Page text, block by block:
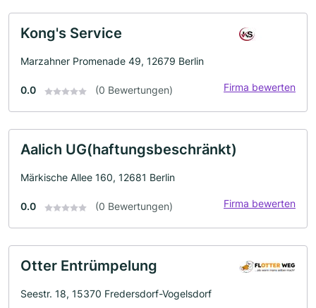
Kong's Service
Marzahner Promenade 49, 12679 Berlin
0.0 (0 Bewertungen) Firma bewerten
Aalich UG(haftungsbeschränkt)
Märkische Allee 160, 12681 Berlin
0.0 (0 Bewertungen) Firma bewerten
Otter Entrümpelung
Seestr. 18, 15370 Fredersdorf-Vogelsdorf